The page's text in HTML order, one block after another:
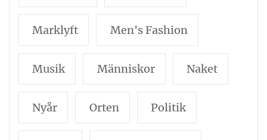
Marklyft Men's Fashion
Musik Människor Naket
Nyår Orten Politik